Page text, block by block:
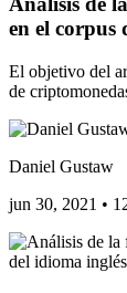
en el corpus
El objetivo del
de
Daniel Gustaw
jun 30, 2021 •